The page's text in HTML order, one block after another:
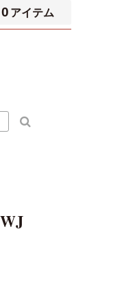
0 アイテム